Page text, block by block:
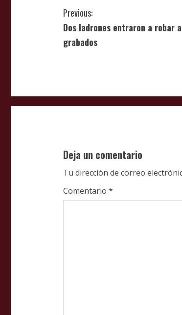
C
o
i
e
R
e
Previous:
Dos ladrones entraron a robar
grabados
Deja un comentario
Tu dirección de correo
Comentario *